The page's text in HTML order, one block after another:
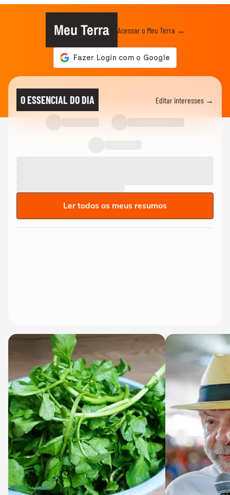
Meu Terra Acessar o Meu Terra →
O ESSENCIAL DO DIA Editar interesses →
Ler todos os meus resumos